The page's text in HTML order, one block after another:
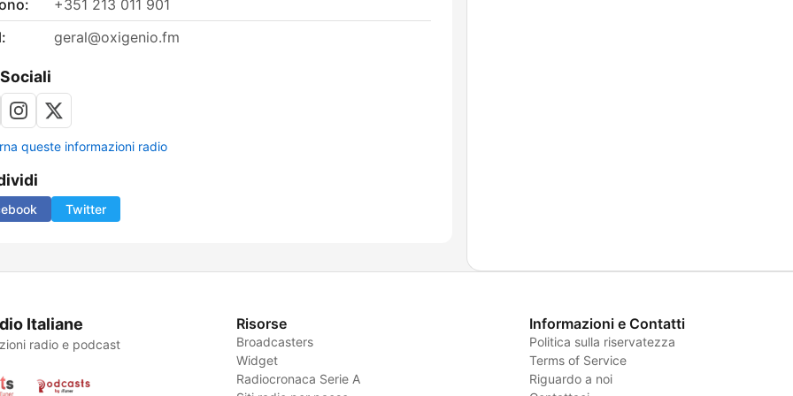
+351 213 011 901
geral@oxigenio.fm
queste informazioni radio
Twitter
Italiane
radio e podcast
Risorse
Broadcasters
Widget
Radiocronaca Serie A
Informazioni e Contatti
Politica sulla riservatezza
Terms of Service
Riguardo a noi